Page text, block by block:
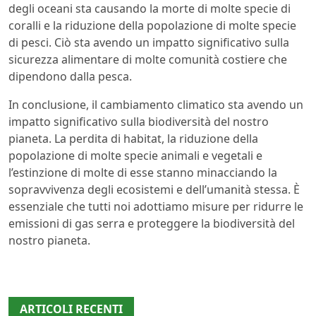
degli oceani sta causando la morte di molte specie di
coralli e la riduzione della popolazione di molte specie
di pesci. Ciò sta avendo un impatto significativo sulla
sicurezza alimentare di molte comunità costiere che
dipendono dalla pesca.
In conclusione, il cambiamento climatico sta avendo un
impatto significativo sulla biodiversità del nostro
pianeta. La perdita di habitat, la riduzione della
popolazione di molte specie animali e vegetali e
l’estinzione di molte di esse stanno minacciando la
sopravvivenza degli ecosistemi e dell’umanità stessa. È
essenziale che tutti noi adottiamo misure per ridurre le
emissioni di gas serra e proteggere la biodiversità del
nostro pianeta.
ARTICOLI RECENTI